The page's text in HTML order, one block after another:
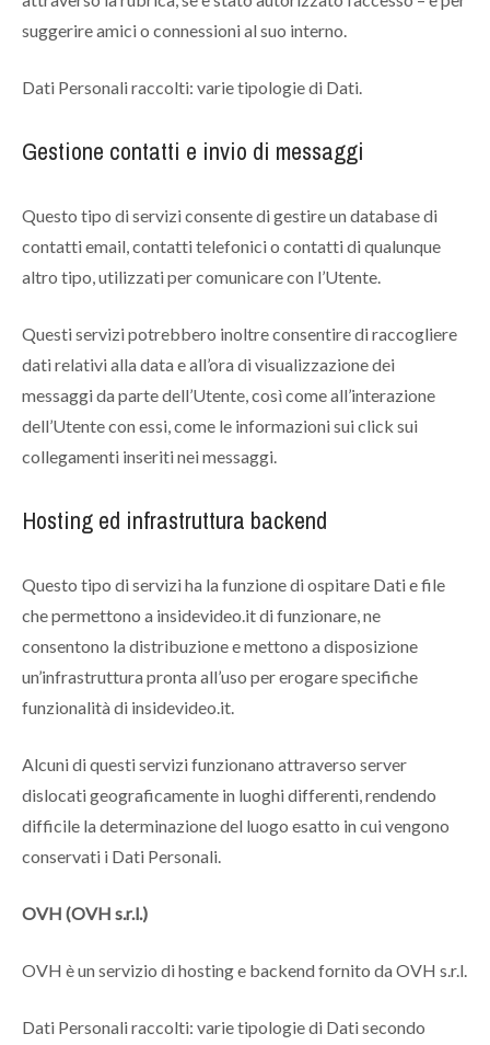
suggerire amici o connessioni al suo interno.
Dati Personali raccolti: varie tipologie di Dati.
Gestione contatti e invio di messaggi
Questo tipo di servizi consente di gestire un database di
contatti email, contatti telefonici o contatti di qualunque
altro tipo, utilizzati per comunicare con l’Utente.
Questi servizi potrebbero inoltre consentire di raccogliere
dati relativi alla data e all’ora di visualizzazione dei
messaggi da parte dell’Utente, così come all’interazione
dell’Utente con essi, come le informazioni sui click sui
collegamenti inseriti nei messaggi.
Hosting ed infrastruttura backend
Questo tipo di servizi ha la funzione di ospitare Dati e file
che permettono a insidevideo.it di funzionare, ne
consentono la distribuzione e mettono a disposizione
un’infrastruttura pronta all’uso per erogare specifiche
funzionalità di insidevideo.it.
Alcuni di questi servizi funzionano attraverso server
dislocati geograficamente in luoghi differenti, rendendo
difficile la determinazione del luogo esatto in cui vengono
conservati i Dati Personali.
OVH (OVH s.r.l.)
OVH è un servizio di hosting e backend fornito da OVH s.r.l.
Dati Personali raccolti: varie tipologie di Dati secondo